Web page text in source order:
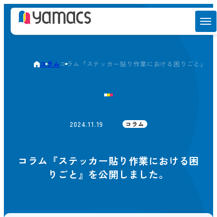
コラムコラム『ステッカー貼り作業における困りごと』を
2024.11.19 コラム
コラム『ステッカー貼り作業における困
りごと』を公開しました。